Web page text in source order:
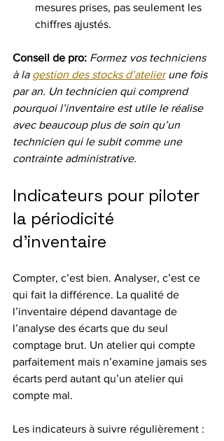
mesures prises, pas seulement les
chiffres ajustés.
Conseil de pro: Formez vos techniciens
à la gestion des stocks d’atelier une fois
par an. Un technicien qui comprend
pourquoi l’inventaire est utile le réalise
avec beaucoup plus de soin qu’un
technicien qui le subit comme une
contrainte administrative.
Indicateurs pour piloter
la périodicité
d’inventaire
Compter, c’est bien. Analyser, c’est ce
qui fait la différence. La qualité de
l’inventaire dépend davantage de
l’analyse des écarts que du seul
comptage brut. Un atelier qui compte
parfaitement mais n’examine jamais ses
écarts perd autant qu’un atelier qui
compte mal.
Les indicateurs à suivre régulièrement :